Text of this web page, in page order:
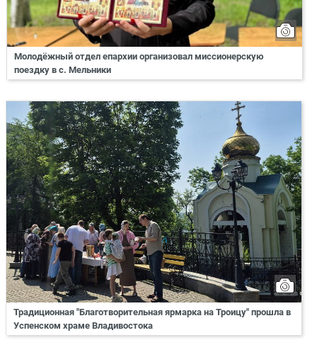
Молодёжный отдел епархии организовал миссионерскую
поездку в с. Мельники
Традиционная "Благотворительная ярмарка на Троицу" прошла в
Успенском храме Владивостока